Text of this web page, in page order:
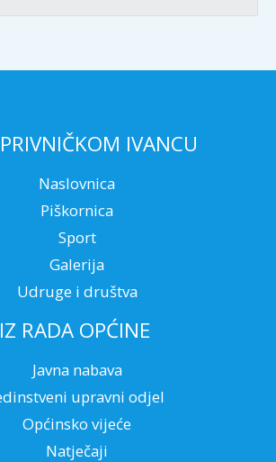
IVANCU
Naslovnica
Piškornica
Sport
Galerija
Udruge i društva
IZ RADA OPĆINE
Javna nabava
upravni odjel
Općinsko vijeće
Natječaji